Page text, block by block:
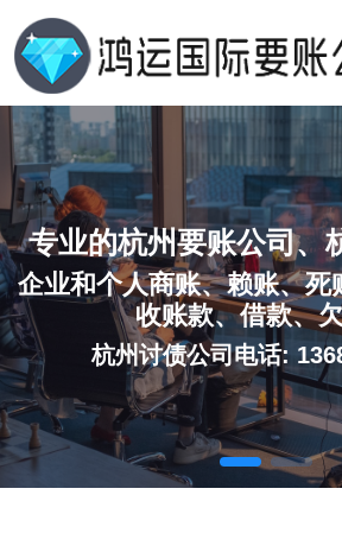
专业的杭州要账公司、
企业和个人商账、赖账、死
收账款、借款、
杭州讨债公司电话: